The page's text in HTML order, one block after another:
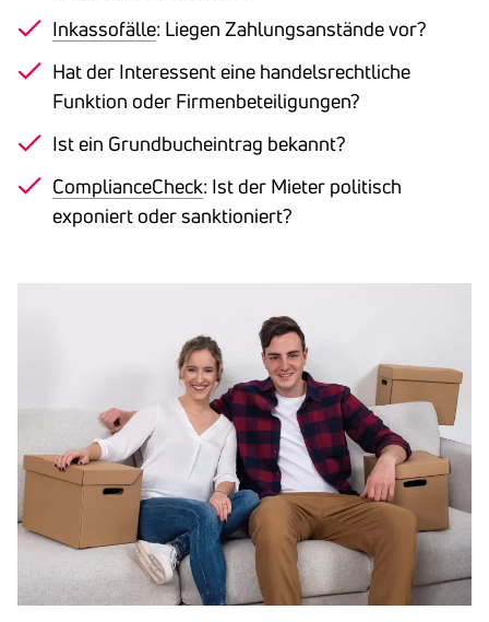
Inkassofälle: Liegen Zahlungsanstände vor?
Hat der Interessent eine handelsrechtliche
Funktion oder Firmenbeteiligungen?
Ist ein Grundbucheintrag bekannt?
ComplianceCheck: Ist der Mieter politisch
exponiert oder sanktioniert?